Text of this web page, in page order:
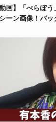
動画】「べらぼ
ーン画像！バッ